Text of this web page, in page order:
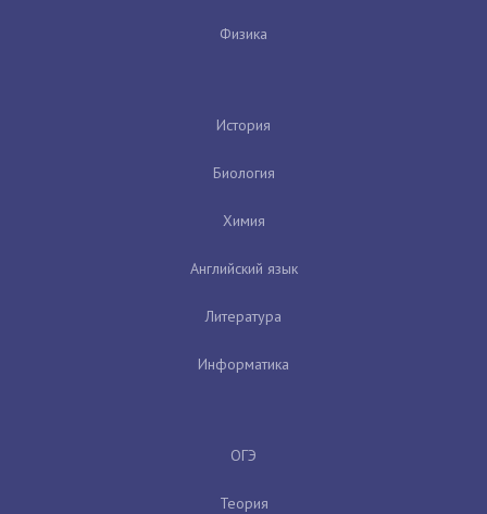
Физика
История
Биология
Химия
Английский язык
Литература
Информатика
ОГЭ
Теория